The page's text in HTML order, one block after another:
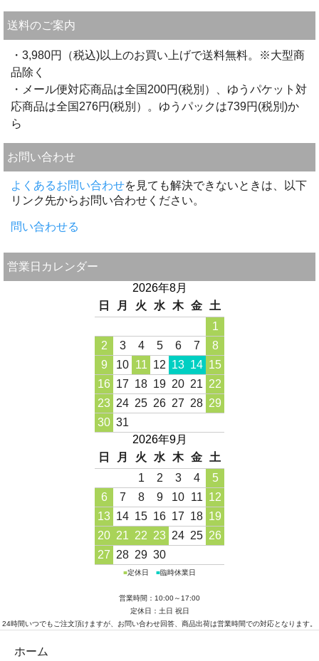
送料のご案内
・3,980円（税込)以上のお買い上げで送料無料。※大型商
品除く
・メール便対応商品は全国200円(税別）、ゆうパケット対
応商品は全国276円(税別）。ゆうパックは739円(税別)か
ら
お問い合わせ
よくあるお問い合わせを見ても解決できないときは、以下
リンク先からお問い合わせください。
問い合わせる
営業日カレンダー
2026年8月
日
月 火 水 木 金
土
1
2
3 4 5 6 7
8
9
10 11 12 13 14 15
16 17 18 19 20 21 22
23 24 25 26 27 28 29
30 31
2026年9月
日
月 火 水 木 金
土
1
2 3 4
5
6
7 8 9 10 11 12
13 14 15 16 17 18 19
20 21 22 23 24 25 26
27 28 29 30
■定休日 ■臨時休業日
営業時間：10:00～17:00
定休日：土日 祝日
24時間いつでもご注文頂けますが、お問い合わせ回答、商品出荷は営業時間での対応となります。
ホーム